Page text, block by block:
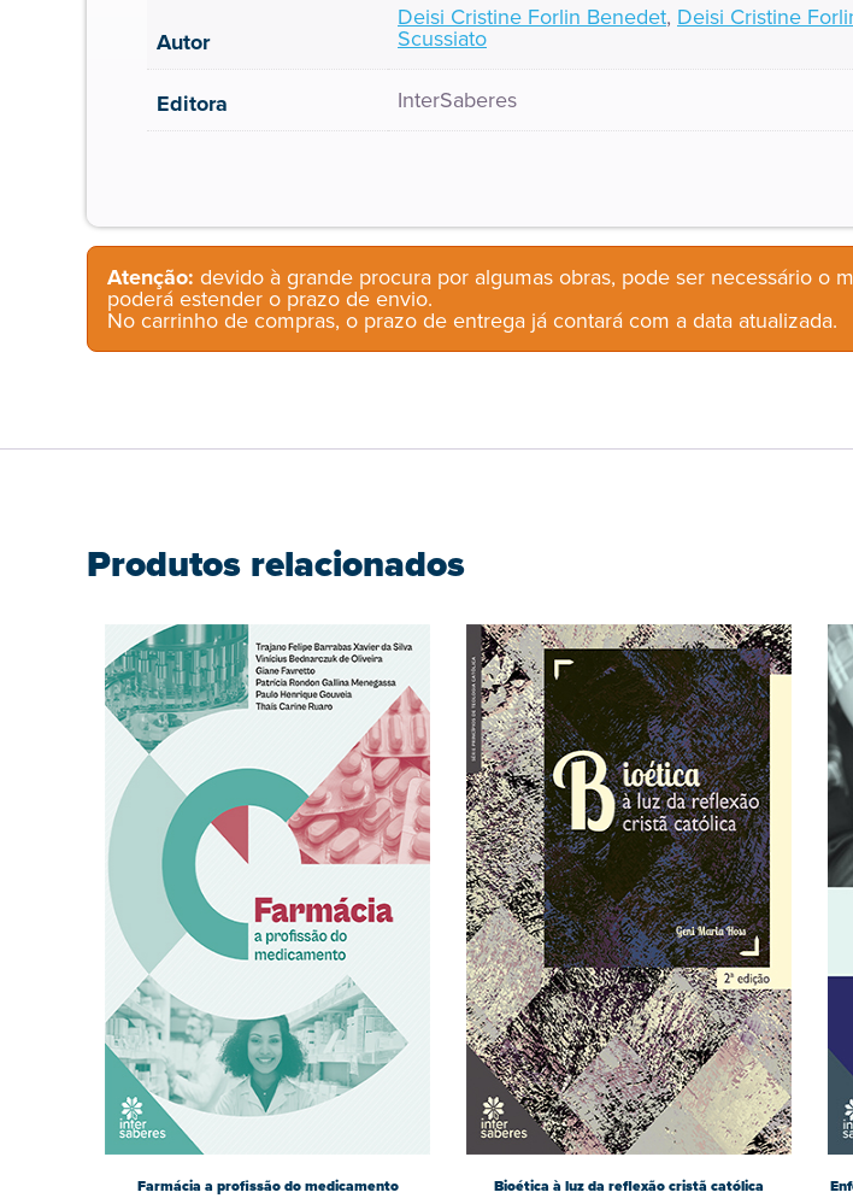
Autor
Deisi Cristine Forlin Benedet, Deisi Cristine
Scussiato
Editora InterSaberes
Atenção: devido à grande procura por algumas obras, pode ser necessário o
poderá estender o prazo de envio.
No carrinho de compras, o prazo de entrega já contará com a data atualizada.
Produtos relacionados
Farmácia a profissão do medicamento Bioética à luz da reflexão cristã católica